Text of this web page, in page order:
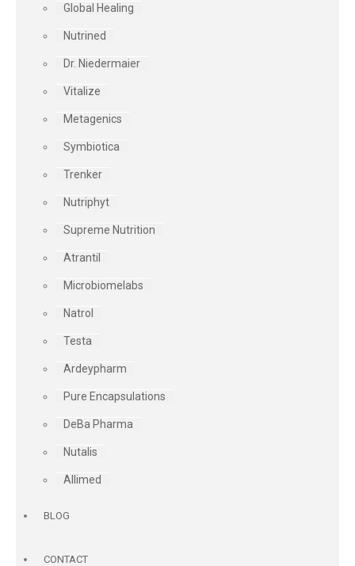
Global Healing
Nutrined
Dr. Niedermaier
Vitalize
Metagenics
Symbiotica
Trenker
Nutriphyt
Supreme Nutrition
Atrantil
Microbiomelabs
Natrol
Testa
Ardeypharm
Pure Encapsulations
DeBa Pharma
Nutalis
Allimed
BLOG
CONTACT